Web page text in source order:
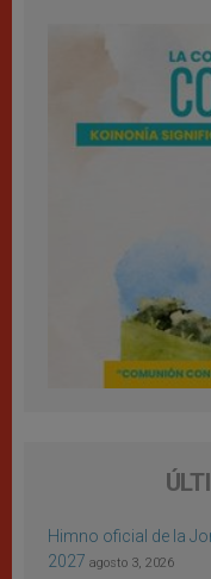
Himno oficial de la
2027 agosto 3, 2026